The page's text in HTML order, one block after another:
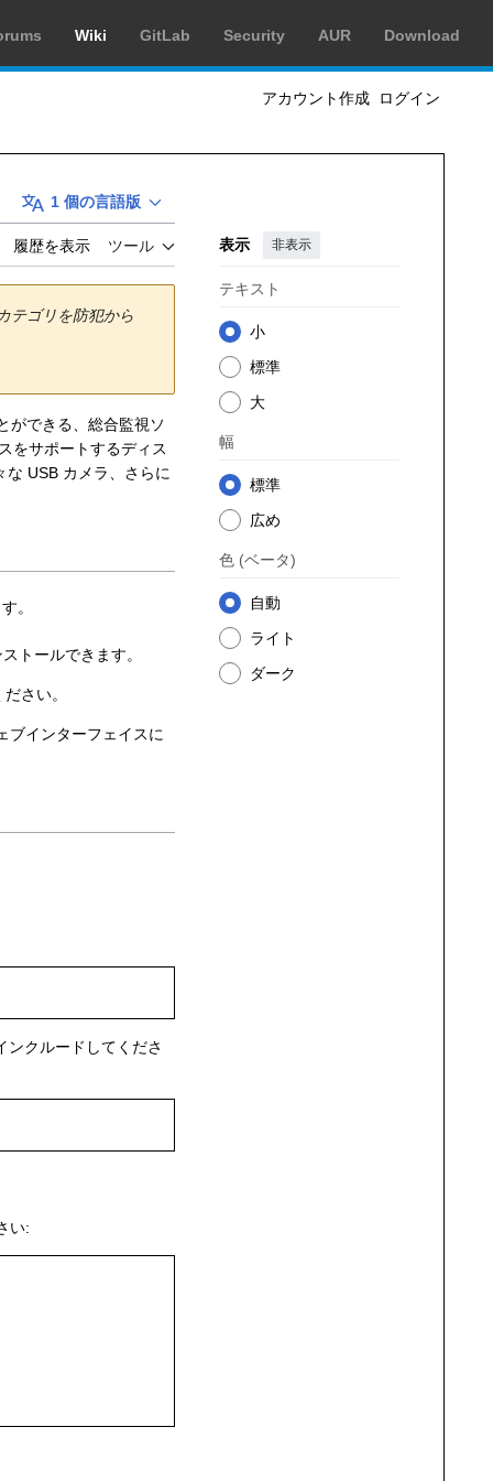
Wiki GitLab Security AUR Download
アカウント作成 ログイン
1 個の言語版
履歴を表示 ツール 表示 非表示
テキスト
小
標準
大
幅
標準
広め
色 (ベータ)
自動
ライト
ダーク
テゴリを防犯から
ができる、総合監視ソ
をサポートするディス
USB カメラ、さらに
。
トールできます。
さい。
ブインターフェイスに
クルードしてくださ
い: